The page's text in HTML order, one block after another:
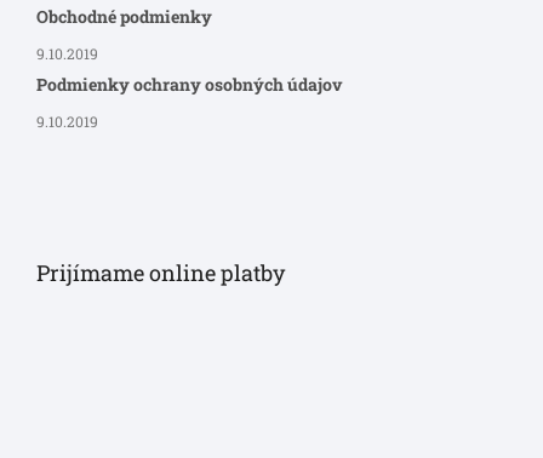
Obchodné podmienky
9.10.2019
Podmienky ochrany osobných údajov
9.10.2019
Prijímame online platby